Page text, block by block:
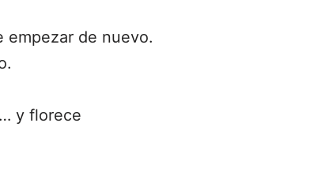
empezar de nuevo.
y florece